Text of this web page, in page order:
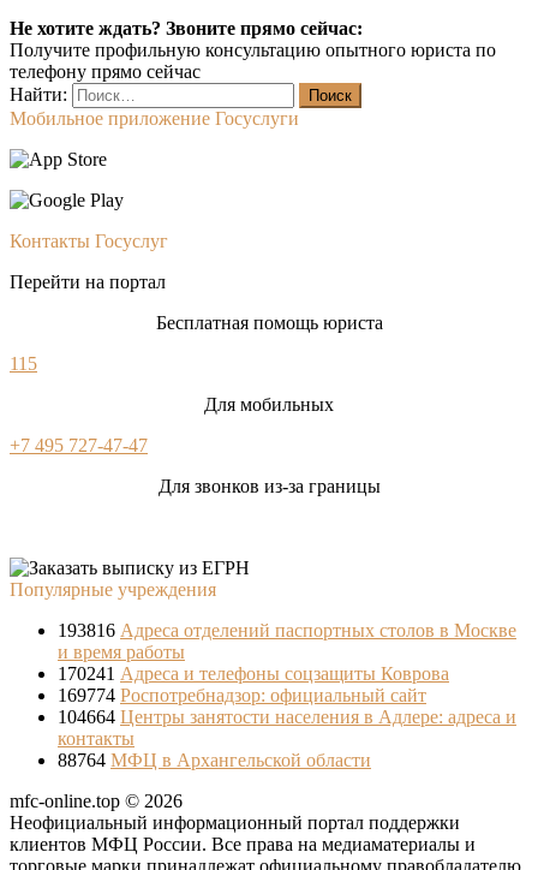
Не хотите ждать? Звоните прямо сейчас:
Получите профильную консультацию опытного юриста по
телефону прямо сейчас
Найти:
Мобильное приложение Госуслуги
Контакты Госуслуг
Перейти на портал
Бесплатная помощь юриста
115
Для мобильных
+7 495 727-47-47
Для звонков из-за границы
Популярные учреждения
193816 Адреса отделений паспортных столов в Москве
и время работы
170241 Адреса и телефоны соцзащиты Коврова
169774 Роспотребнадзор: официальный сайт
104664 Центры занятости населения в Адлере: адреса и
контакты
88764 МФЦ в Архангельской области
mfc-online.top © 2026
Неофициальный информационный портал поддержки
клиентов МФЦ России. Все права на медиаматериалы и